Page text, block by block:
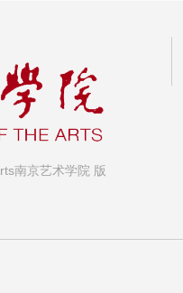
南京艺术学院 版